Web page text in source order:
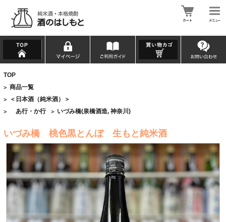
TOP
> 商品一覧
> ＜日本酒（純米酒）＞
> あ行・か行 > いづみ橋(泉橋酒造, 神奈川)
いづみ橋 桃色黒とんぼ 生もと純米酒